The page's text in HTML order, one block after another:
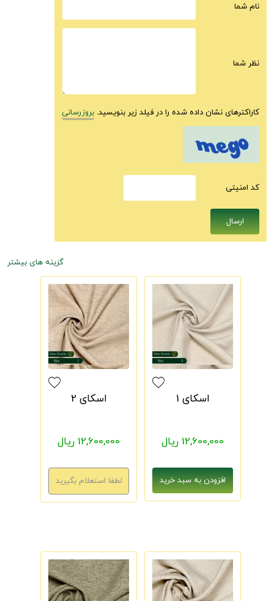
نام شما
نظر شما
کاراکترهای نشان داده شده را در فیلد زیر بنویسید. بروزرسانی
كد امنيتى
گزینه های بیشتر
اسکای 1
12,600,000 ریال
اسکای 2
12,600,000 ریال